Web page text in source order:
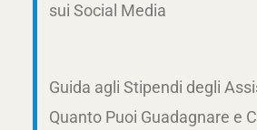
sui Social Media
Guida agli Stipendi degli
Quanto Puoi Guadagnare e